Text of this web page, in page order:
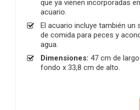
que ya vienen incorporadas
acuario.
El acuario incluye también un
de comida para peces y
agua.
Dimensiones: 47 cm de
fondo x 33,8 cm de alto.